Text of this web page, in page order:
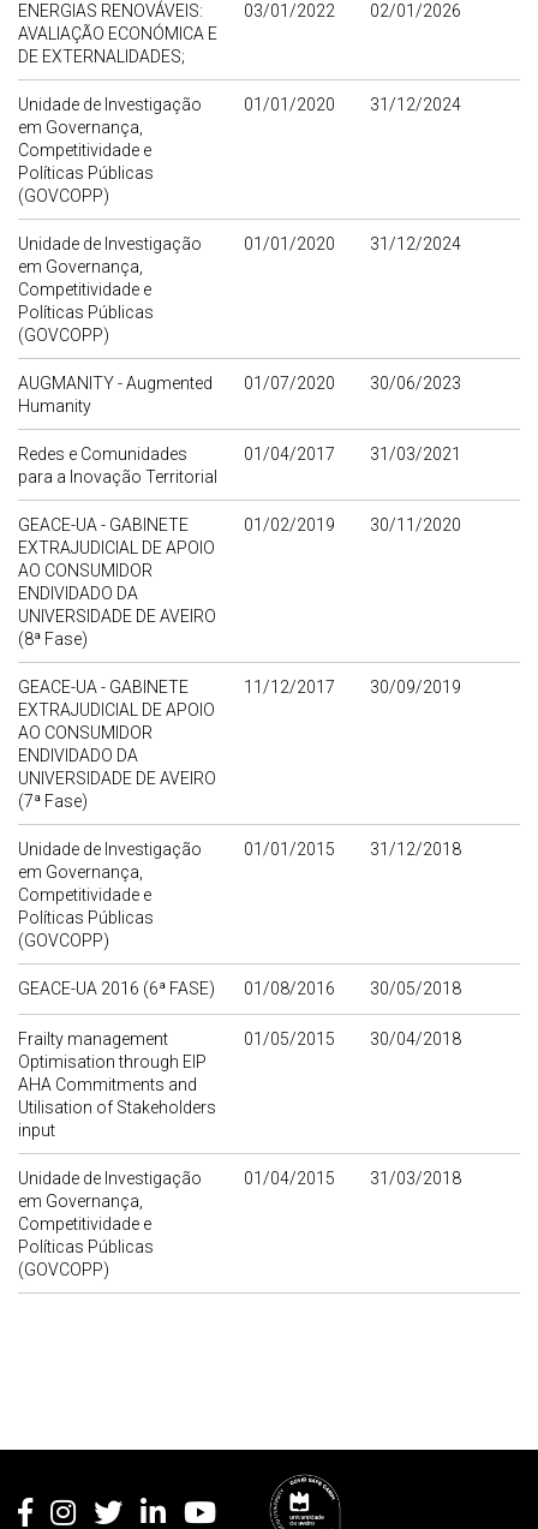
ENERGIAS RENOVÁVEIS:
AVALIAÇÃO ECONÓMICA E
DE EXTERNALIDADES;
03/01/2022 02/01/2026
Unidade de Investigação
em Governança,
Competitividade e
Políticas Públicas
(GOVCOPP)
01/01/2020 31/12/2024
Unidade de Investigação
em Governança,
Competitividade e
Políticas Públicas
(GOVCOPP)
01/01/2020 31/12/2024
AUGMANITY - Augmented
Humanity
01/07/2020 30/06/2023
Redes e Comunidades
para a Inovação Territorial
01/04/2017 31/03/2021
GEACE-UA - GABINETE
EXTRAJUDICIAL DE APOIO
AO CONSUMIDOR
ENDIVIDADO DA
UNIVERSIDADE DE AVEIRO
(8ª Fase)
01/02/2019 30/11/2020
GEACE-UA - GABINETE
EXTRAJUDICIAL DE APOIO
AO CONSUMIDOR
ENDIVIDADO DA
UNIVERSIDADE DE AVEIRO
(7ª Fase)
11/12/2017 30/09/2019
Unidade de Investigação
em Governança,
Competitividade e
Políticas Públicas
(GOVCOPP)
01/01/2015 31/12/2018
GEACE-UA 2016 (6ª FASE) 01/08/2016 30/05/2018
Frailty management
Optimisation through EIP
AHA Commitments and
Utilisation of Stakeholders
input
01/05/2015 30/04/2018
Unidade de Investigação
em Governança,
Competitividade e
Políticas Públicas
(GOVCOPP)
01/04/2015 31/03/2018